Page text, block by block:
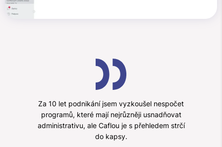
Za 10 let podnikání jsem vyzkoušel nespočet
programů, které mají nejrůzněji usnadňovat
administrativu, ale Caflou je s přehledem strčí
do kapsy.